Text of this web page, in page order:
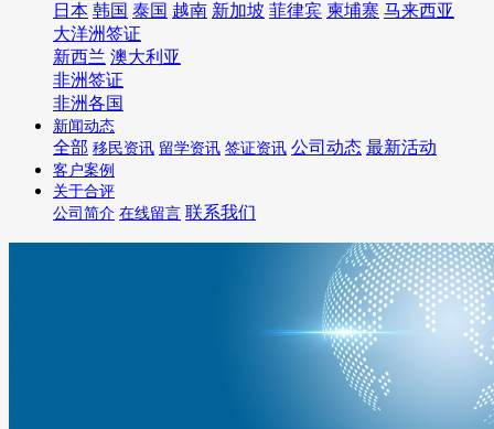
日本 韩国 泰国 越南 新加坡 菲律宾 柬埔寨 马来西亚
大洋洲签证
新西兰 澳大利亚
非洲签证
非洲各国
新闻动态
全部 移民资讯 留学资讯 签证资讯 公司动态 最新活动
客户案例
关于合评
公司简介 在线留言 联系我们